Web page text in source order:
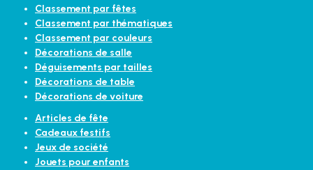
Classement par fêtes
Classement par thématiques
Classement par couleurs
Décorations de salle
Déguisements par tailles
Décorations de table
Décorations de voiture
Articles de fête
Cadeaux festifs
Jeux de société
Jouets pour enfants